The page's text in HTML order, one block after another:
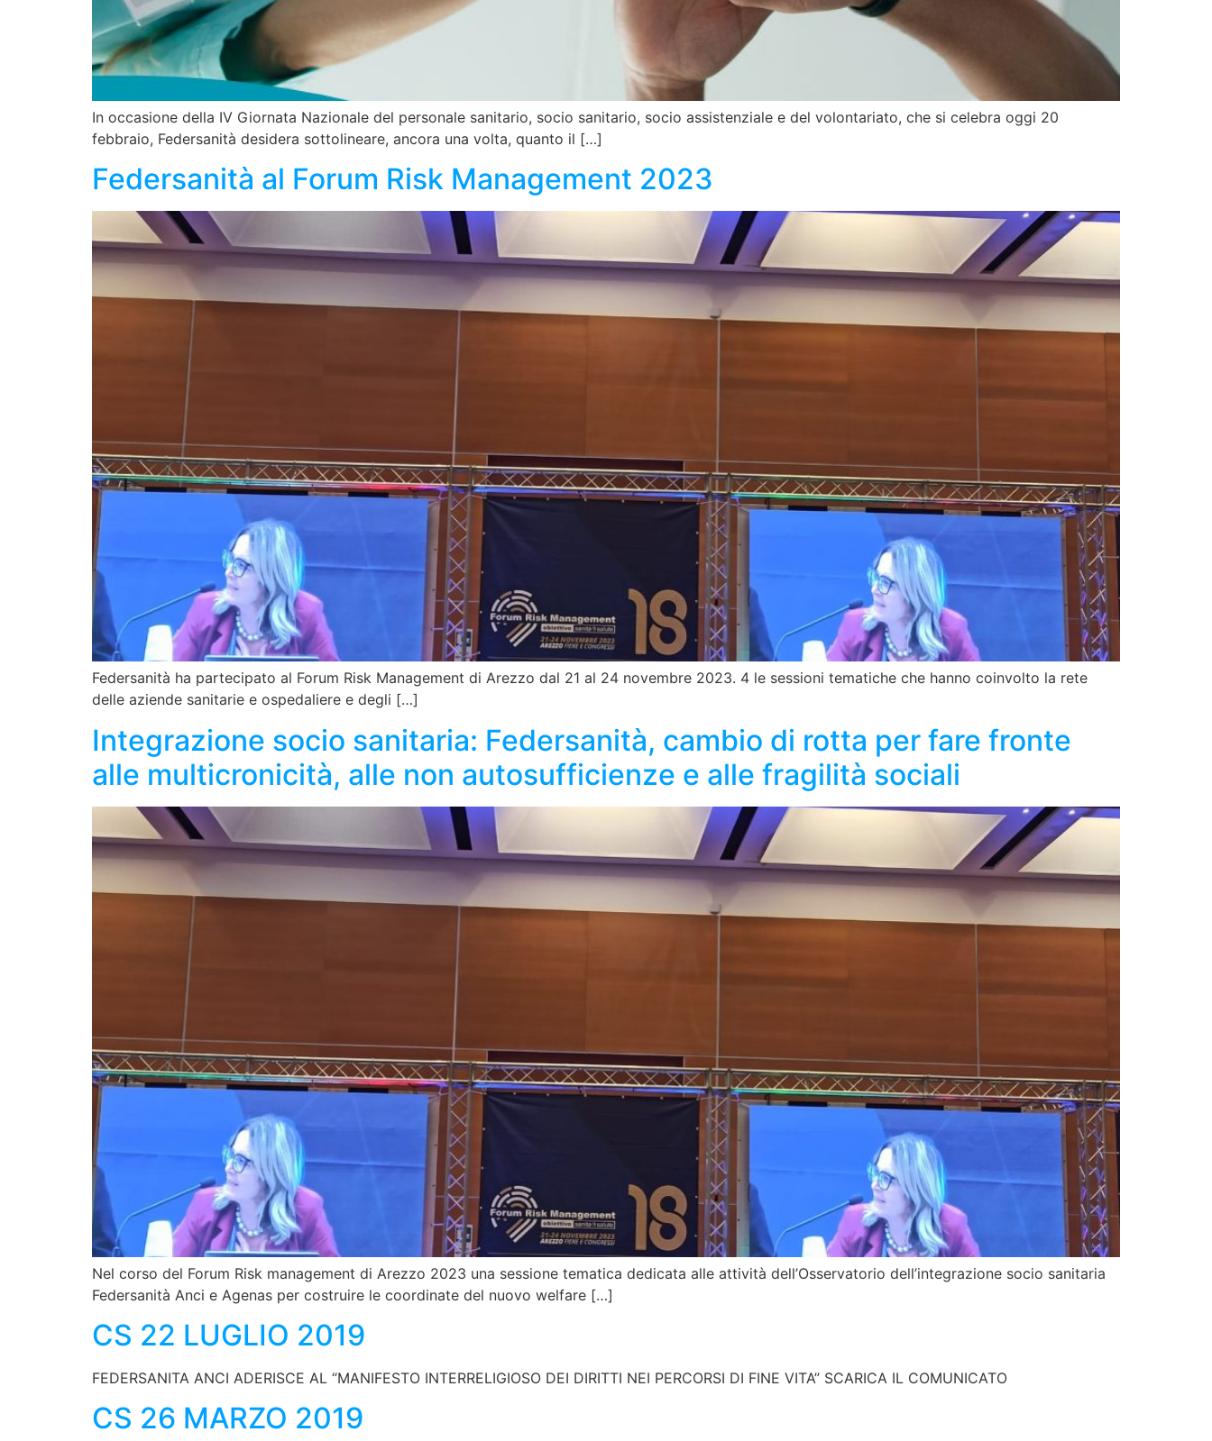
In occasione della IV Giornata Nazionale del personale sanitario, socio sanitario, socio assistenziale e del volontariato, che si celebra oggi 20
febbraio, Federsanità desidera sottolineare, ancora una volta, quanto il […]
Federsanità al Forum Risk Management 2023
Federsanità ha partecipato al Forum Risk Management di Arezzo dal 21 al 24 novembre 2023. 4 le sessioni tematiche che hanno coinvolto la rete
delle aziende sanitarie e ospedaliere e degli […]
Integrazione socio sanitaria: Federsanità, cambio di rotta per fare fronte
alle multicronicità, alle non autosufficienze e alle fragilità sociali
Nel corso del Forum Risk management di Arezzo 2023 una sessione tematica dedicata alle attività dell’Osservatorio dell’integrazione socio sanitaria
Federsanità Anci e Agenas per costruire le coordinate del nuovo welfare […]
CS 22 LUGLIO 2019
FEDERSANITA ANCI ADERISCE AL “MANIFESTO INTERRELIGIOSO DEI DIRITTI NEI PERCORSI DI FINE VITA” SCARICA IL COMUNICATO
CS 26 MARZO 2019